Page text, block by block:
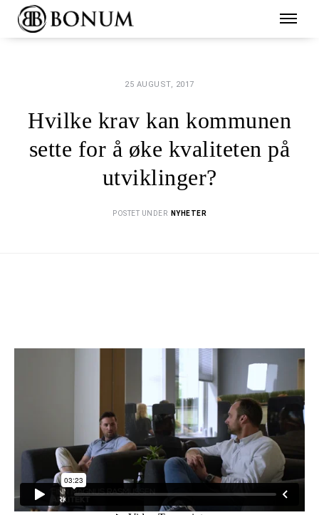
25 AUGUST, 2017
Hvilke krav kan kommunen
sette for å øke kvaliteten på
utviklinger?
POSTET UNDER NYHETER